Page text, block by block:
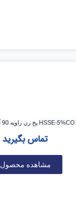
تماس بگیرید
مشاهده محصول